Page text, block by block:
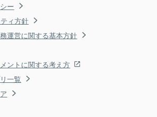
ー
ィ方針
運営に関する基本方針
ントに関する考え方
一覧